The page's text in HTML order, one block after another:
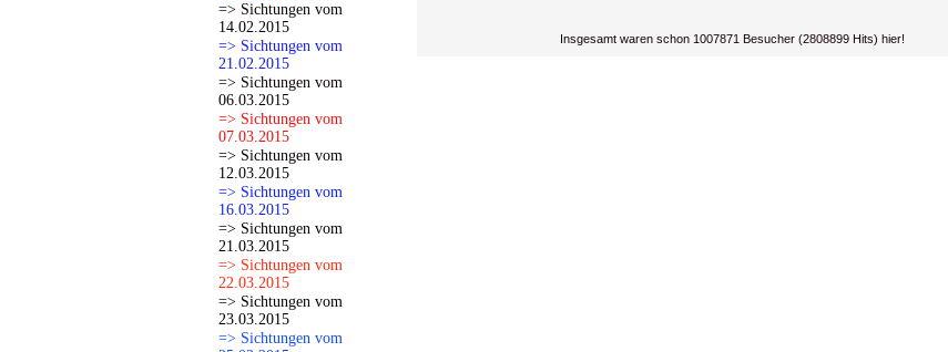
=> Sichtungen vom
14.02.2015
=> Sichtungen vom
21.02.2015
=> Sichtungen vom
06.03.2015
=> Sichtungen vom
07.03.2015
=> Sichtungen vom
12.03.2015
=> Sichtungen vom
16.03.2015
=> Sichtungen vom
21.03.2015
=> Sichtungen vom
22.03.2015
=> Sichtungen vom
23.03.2015
=> Sichtungen vom
Insgesamt waren schon 1007871 Besucher (2808899 Hits) hier!